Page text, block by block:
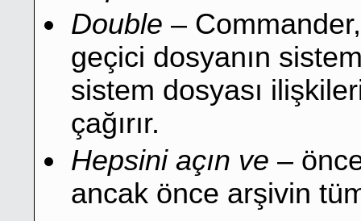
Double –
geçici dosyanın
sistem dosyası
çağırır.
Hepsini açın ve –
ancak önce arşivin